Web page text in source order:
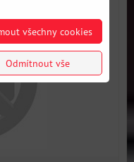
všechny cookies
Odmítnout vše